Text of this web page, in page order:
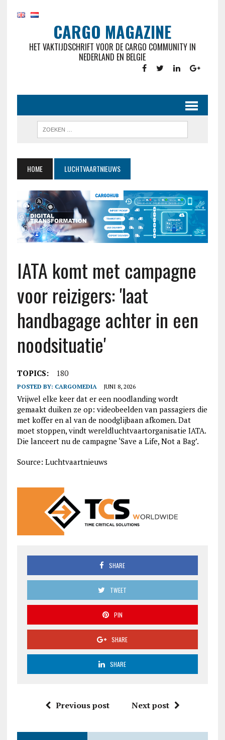
CARGO MAGAZINE
HET VAKTIJDSCHRIFT VOOR DE CARGO COMMUNITY IN
NEDERLAND EN BELGIE
HOME LUCHTVAARTNIEUWS
IATA komt met campagne
voor reizigers: 'laat
handbagage achter in een
noodsituatie'
TOPICS: 180
POSTED BY: CARGOMEDIA JUNI 8, 2026
Vrijwel elke keer dat er een noodlanding wordt
gemaakt duiken ze op: videobeelden van passagiers die
met koffer en al van de noodglijbaan afkomen. Dat
moet stoppen, vindt wereldluchtvaartorganisatie IATA.
Die lanceert nu de campagne ‘Save a Life, Not a Bag’.
Source: Luchtvaartnieuws
SHARE
TWEET
PIN
SHARE
SHARE
Previous post Next post